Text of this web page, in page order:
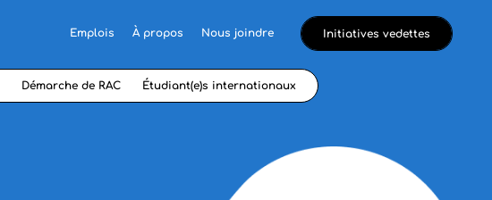
Emplois À propos Nous joindre Initiatives vedettes
Démarche de RAC Étudiant(e)s internationaux